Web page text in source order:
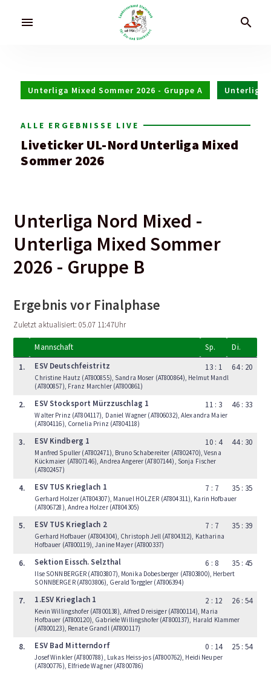
menu search
Unterliga Mixed Sommer 2026 - Gruppe A Unterliga
ALLE ERGEBNISSE LIVE
Liveticker UL-Nord Unterliga Mixed
Sommer 2026
Unterliga Nord Mixed -
Unterliga Mixed Sommer
2026 - Gruppe B
Ergebnis vor Finalphase
Zuletzt aktualisiert: 05.07 11:47Uhr
Mannschaft Sp.
Di.
1.
ESV Deutschfeistritz
Christine Hautz (AT800855), Sandra Moser (AT800864), Helmut Mandl
(AT800857), Franz Marchler (AT800861)
13 : 1 64 : 20
2. ESV Stocksport Mürzzuschlag 1
Walter Prinz (AT804117), Daniel Wagner (AT806032), Alexandra Maier
(AT804116), Cornelia Prinz (AT804118)
11 : 3 46 : 33
3. ESV Kindberg 1
Manfred Spuller (AT802471), Bruno Schabereiter (AT802470), Vesna
Kückmaier (AT807146), Andrea Angerer (AT807144), Sonja Fischer
(AT802457)
10 : 4 44 : 30
4. ESV TUS Krieglach 1
Gerhard Holzer (AT804307), Manuel HOLZER (AT804311), Karin Hofbauer
(AT806728), Andrea Holzer (AT804305)
7 : 7 35 : 35
5. ESV TUS Krieglach 2
Gerhard Hofbauer (AT804304), Christoph Jell (AT804312), Katharina
Hofbauer (AT800119), Janine Mayer (AT800337)
7 : 7 35 : 39
6. Sektion Eissch. Selzthal
Ilse SONNBERGER (AT803807), Monika Dobesberger (AT803800), Herbert
SONNBERGER (AT803806), Gerald Torggler (AT806394)
6 : 8 35 : 45
7. 1.ESV Krieglach 1
Kevin Willingshofer (AT800138), Alfred Dreisiger (AT800114), Maria
Hofbauer (AT800120), Gabriele Willingshofer (AT800137), Harald Klammer
(AT800123), Renate Grandl (AT800117)
2 : 12 26 : 54
8. ESV Bad Mitterndorf
Josef Winkler (AT800788), Lukas Heiss-jos (AT800762), Heidi Neuper
(AT800776), Elfriede Wagner (AT800786)
0 : 14 25 : 54